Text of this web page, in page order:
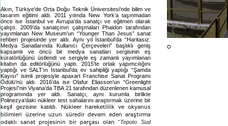
Akın, Türkiye’de Orta Doğu Teknik Üniversitesi’nde bilim ve
tasarım eğitimi aldı. 2011 yılında New York’a taşınmadan
önce ise İstanbul ve Avrupa’da sanatçı ve eğitmen olarak
çalıştı. 2009’da sanatçının çalışmaları Phaidon tarafından
yayımlanan New Museum’un “Younger Than Jesus” sanat
rehberi projesinde yer aldı. Aynı yıl İstanbul’da “Haritasız:
Medya Sanatlarında Kullanıcı Çerçeveleri” başlıklı geniş
kapsamlı ve öncü bir medya sanatları sergisinin eş
küratörlüğünü üstlendi ve sergiyle eş zamanlı yayımlanan
kitabın da editörlüğünü yaptı. 2015’te ortak yapımcılığını
yaptığı ve SALT’ın İstanbul’da ev sahipliği yaptığı “Şamda
Kayısı” isimli projesiyle apaxart Franchise Sanat Programı
Ödülü’nü aldı. 2016’da ise Olafur Eliasson’un “Greenlight
Projesi”nin Viyana’da TBA 21 tarafından düzenlenen kamusal
programında yer aldı. Sanatçı, aynı kurumla birlikte
Polinezya’daki nükleer test sahalarını araştırmak üzerine bir
keşif gezisine katıldı. Nükleer hareketlilik ve okyanus
bilimleri üzerine uzun süredir devam eden araştırma
odaklı sanat projesinin bir parçası olan “Tepoto Sud
O